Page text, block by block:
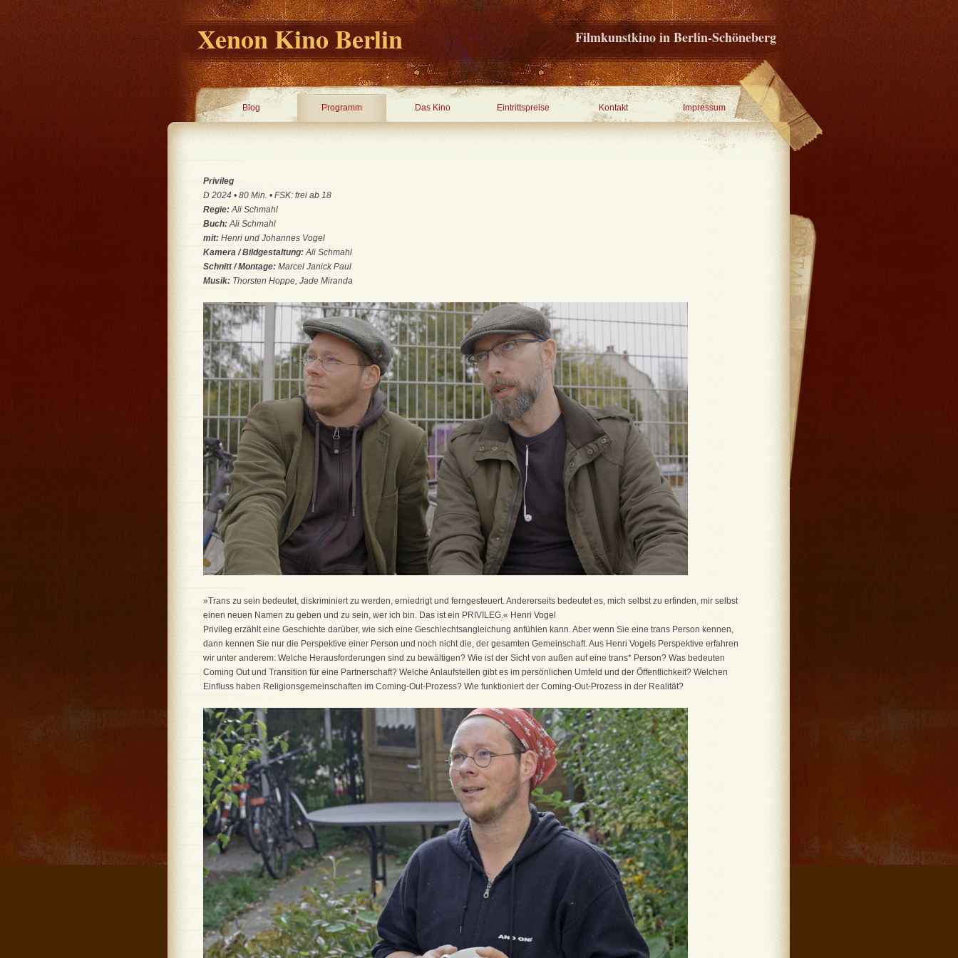
Xenon Kino Berlin Filmkunstkino in Berlin-Schöneberg
Blog Programm Das Kino Eintrittspreise Kontakt Impressum
Privileg
D 2024 • 80 Min. • FSK: frei ab 18
Regie:Ali Schmahl
Buch:Ali Schmahl
mit: Henri und Johannes Vogel
Kamera / Bildgestaltung:Ali Schmahl
Schnitt / Montage: Marcel Janick Paul
Musik: Thorsten Hoppe, Jade Miranda
»Trans zu sein bedeutet, diskriminiert zu werden, erniedrigt und ferngesteuert. Andererseits bedeutet es, mich selbst zu erfinden, mir selbst
einen neuen Namen zu geben und zu sein, wer ich bin. Das ist ein PRIVILEG.« Henri Vogel
Privileg erzählt eine Geschichte darüber, wie sich eine Geschlechtsangleichung anfühlen kann. Aber wenn Sie eine trans Person kennen,
dann kennen Sie nur die Perspektive einer Person und noch nicht die, der gesamten Gemeinschaft. Aus Henri Vogels Perspektive erfahren
wir unter anderem: Welche Herausforderungen sind zu bewältigen? Wie ist der Sicht von außen auf eine trans* Person? Was bedeuten
Coming Out und Transition für eine Partnerschaft? Welche Anlaufstellen gibt es im persönlichen Umfeld und der Öffentlichkeit? Welchen
Einfluss haben Religionsgemeinschaften im Coming-Out-Prozess? Wie funktioniert der Coming-Out-Prozess in der Realität?